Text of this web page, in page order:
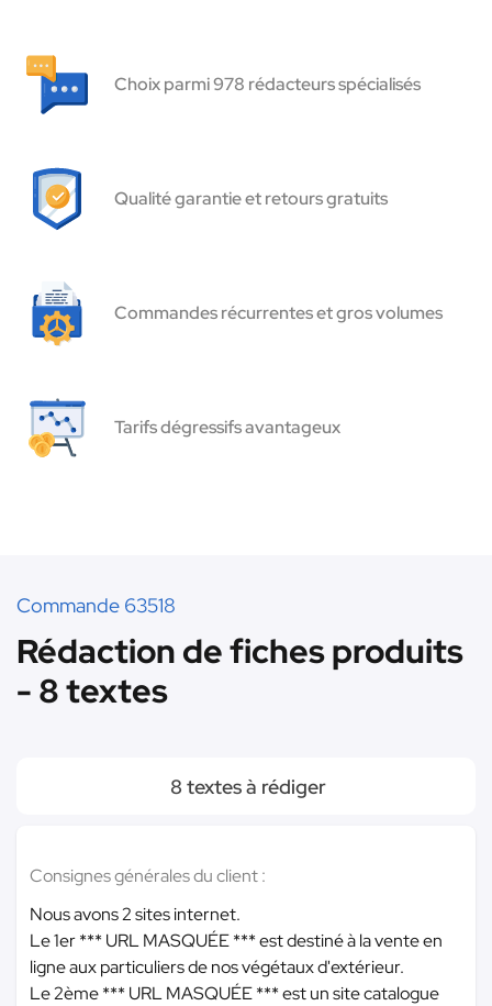
Choix parmi 978 rédacteurs spécialisés
Qualité garantie et retours gratuits
Commandes récurrentes et gros volumes
Tarifs dégressifs avantageux
Commande 63518
Rédaction de fiches produits
- 8 textes
8 textes à rédiger
Consignes générales du client :
Nous avons 2 sites internet.
Le 1er*** URL MASQUÉE ***est destiné à la vente en
ligne aux particuliers de nos végétaux d'extérieur.
Le 2ème*** URL MASQUÉE ***est un site catalogue